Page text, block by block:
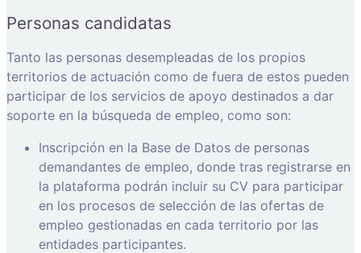
Personas candidatas
Tanto las personas desempleadas de los propios
territorios de actuación como de fuera de estos pueden
participar de los servicios de apoyo destinados a dar
soporte en la búsqueda de empleo, como son:
Inscripción en la Base de Datos de personas
demandantes de empleo, donde tras registrarse en
la plataforma podrán incluir su CV para participar
en los procesos de selección de las ofertas de
empleo gestionadas en cada territorio por las
entidades participantes.